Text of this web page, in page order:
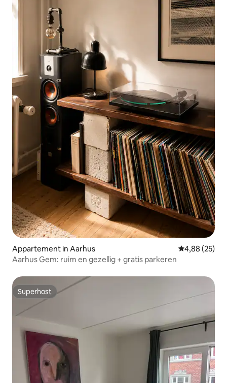
Appartement in Aarhus Gemiddelde
4,88 (25)
Aarhus Gem: ruim en gezellig + gratis parkeren
Superhost
Superhost